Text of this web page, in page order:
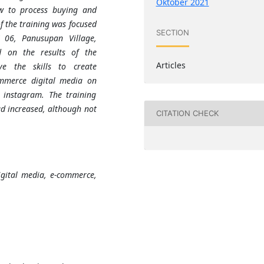
to process buying and
the training was focused
Panusupan Village,
on the results of the
the skills to create
digital media on
The training
increased, although not
media, e-commerce,
SECTION
Articles
CITATION CHECK